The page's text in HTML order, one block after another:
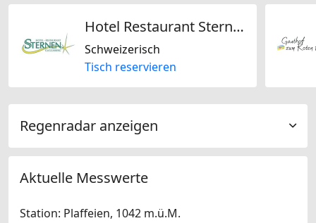
Hotel Restaurant Sternen
Schweizerisch
Tisch reservieren
Regenradar anzeigen
Aktuelle Messwerte
Station: Plaffeien, 1042 m.ü.M.